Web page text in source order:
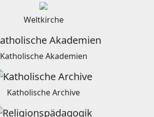
Weltkirche
Katholische Akademien
Katholische Archive